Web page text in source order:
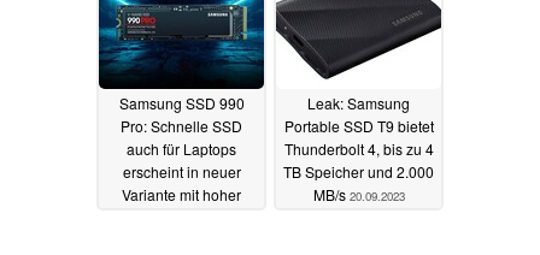
Samsung SSD 990
Pro: Schnelle SSD
auch für Laptops
erscheint in neuer
Variante mit hoher
Leak: Samsung
Portable SSD T9 bietet
Thunderbolt 4, bis zu 4
TB Speicher und 2.000
MB/s 20.09.2023